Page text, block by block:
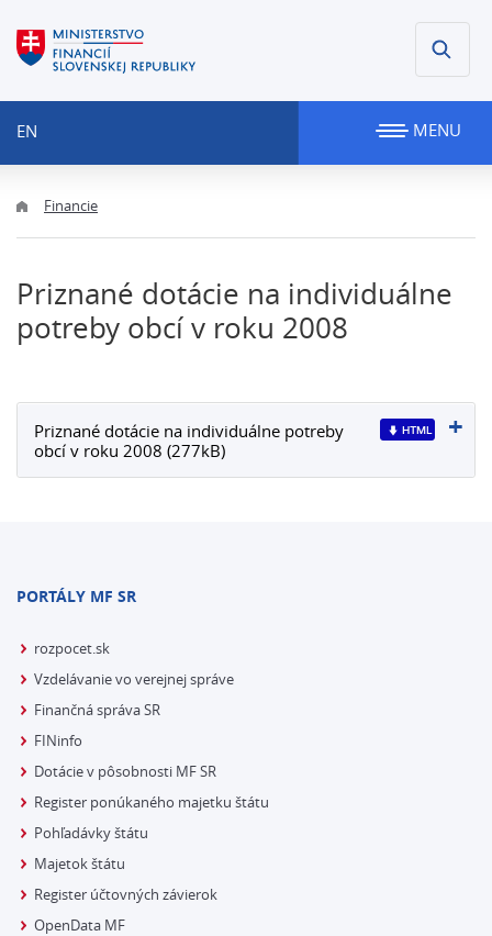
EN MENU
Financie
Priznané dotácie na individuálne
potreby obcí v roku 2008
Priznané dotácie na individuálne potreby
obcí v roku 2008 (277kB)
PORTÁLY MF SR
rozpocet.sk
Vzdelávanie vo verejnej správe
Finančná správa SR
FINinfo
Dotácie v pôsobnosti MF SR
Register ponúkaného majetku štátu
Pohľadávky štátu
Majetok štátu
Register účtovných závierok
OpenData MF